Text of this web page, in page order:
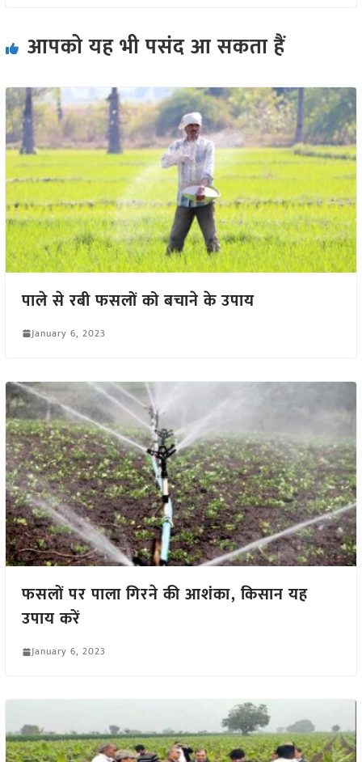
आपको यह भी पसंद आ सकता हैं
पाले से रबी फसलों को बचाने के उपाय
January 6, 2023
फसलों पर पाला गिरने की आशंका, किसान यह
उपाय करें
January 6, 2023